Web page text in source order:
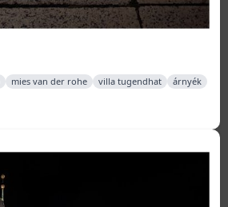
mies van der rohe villa tugendhat árnyék